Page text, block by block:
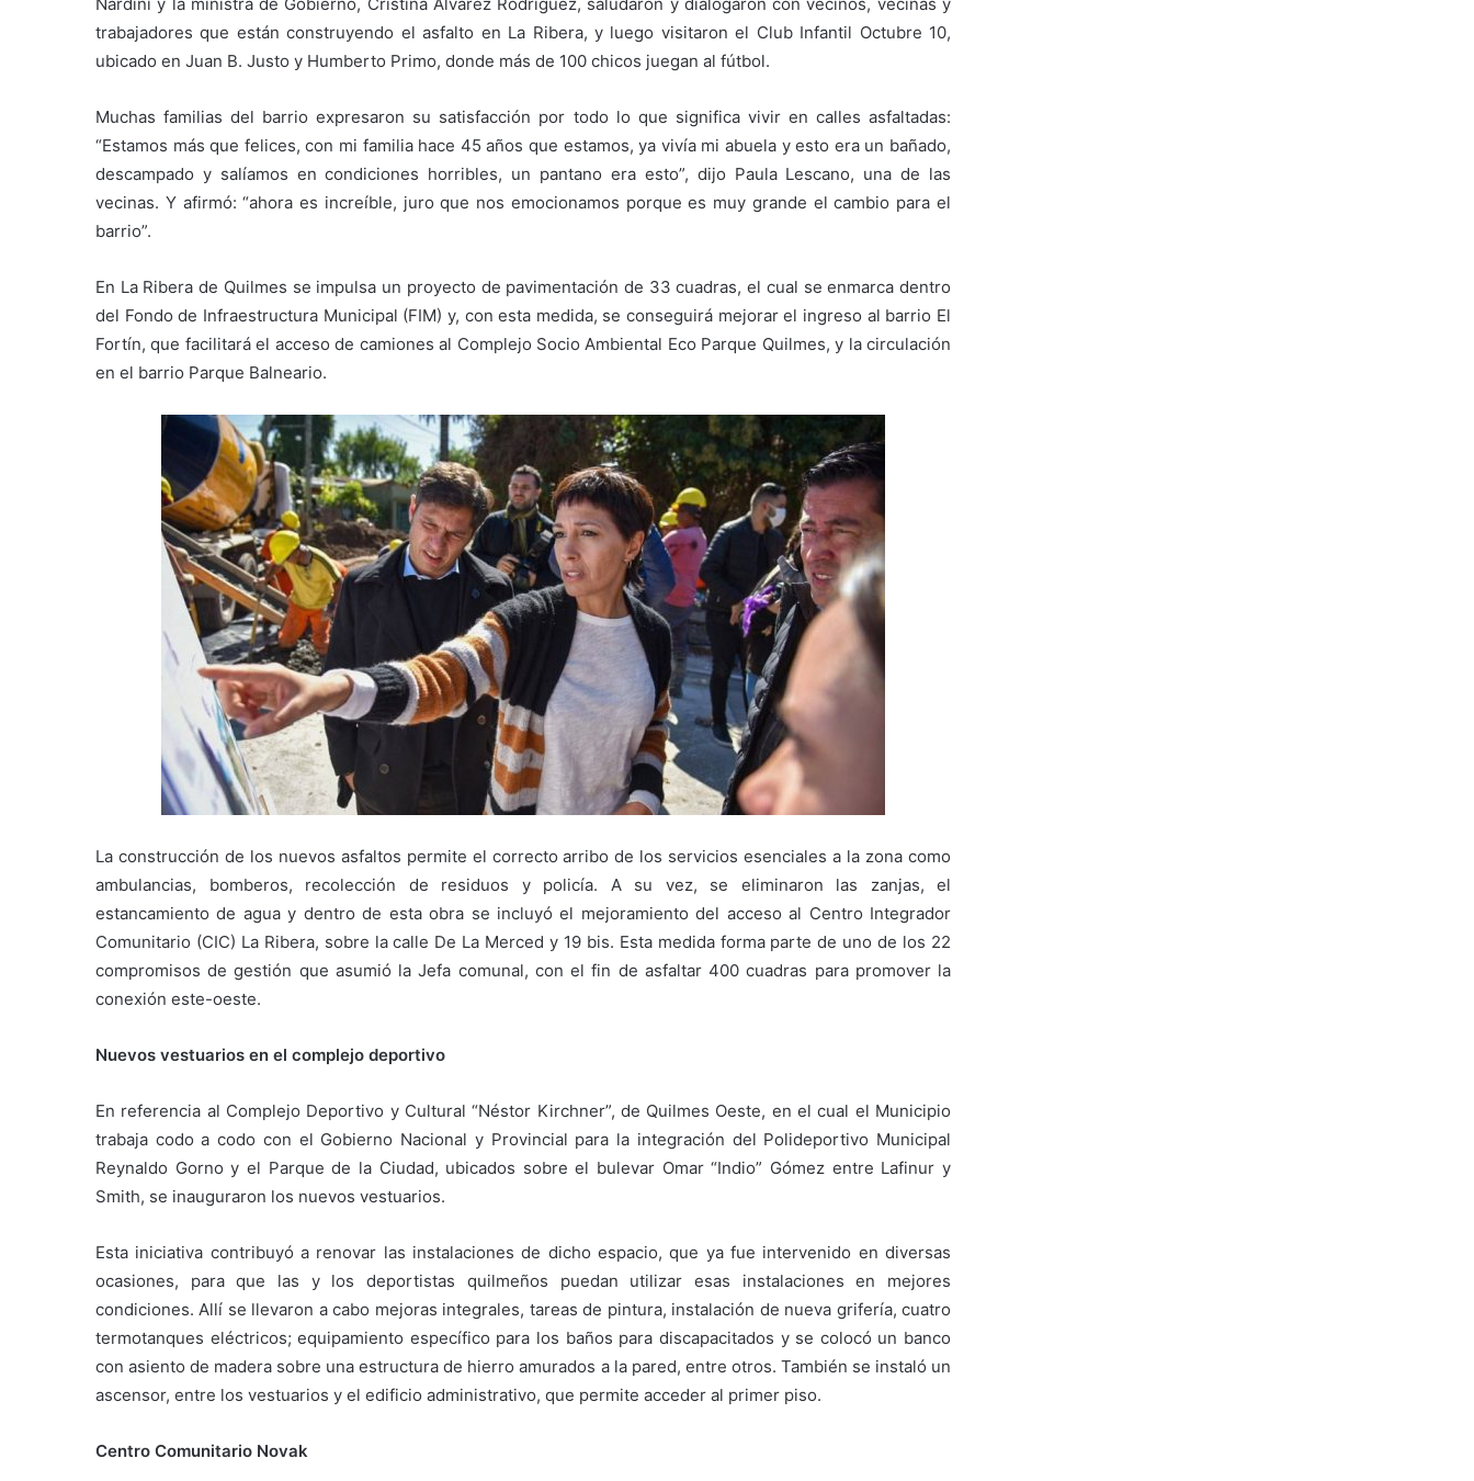
trabajadores que están construyendo el asfalto en La Ribera, y luego visitaron el Club Infantil Octubre 10,
ubicado en Juan B. Justo y Humberto Primo, donde más de 100 chicos juegan al fútbol.
Muchas familias del barrio expresaron su satisfacción por todo lo que significa vivir en calles asfaltadas:
“Estamos más que felices, con mi familia hace 45 años que estamos, ya vivía mi abuela y esto era un bañado,
descampado y salíamos en condiciones horribles, un pantano era esto”, dijo Paula Lescano, una de las
vecinas. Y afirmó: “ahora es increíble, juro que nos emocionamos porque es muy grande el cambio para el
barrio”.
En La Ribera de Quilmes se impulsa un proyecto de pavimentación de 33 cuadras, el cual se enmarca dentro
del Fondo de Infraestructura Municipal (FIM) y, con esta medida, se conseguirá mejorar el ingreso al barrio El
Fortín, que facilitará el acceso de camiones al Complejo Socio Ambiental Eco Parque Quilmes, y la circulación
en el barrio Parque Balneario.
La construcción de los nuevos asfaltos permite el correcto arribo de los servicios esenciales a la zona como
ambulancias, bomberos, recolección de residuos y policía. A su vez, se eliminaron las zanjas, el
estancamiento de agua y dentro de esta obra se incluyó el mejoramiento del acceso al Centro Integrador
Comunitario (CIC) La Ribera, sobre la calle De La Merced y 19 bis. Esta medida forma parte de uno de los 22
compromisos de gestión que asumió la Jefa comunal, con el fin de asfaltar 400 cuadras para promover la
conexión este-oeste.
Nuevos vestuarios en el complejo deportivo
En referencia al Complejo Deportivo y Cultural “Néstor Kirchner”, de Quilmes Oeste, en el cual el Municipio
trabaja codo a codo con el Gobierno Nacional y Provincial para la integración del Polideportivo Municipal
Reynaldo Gorno y el Parque de la Ciudad, ubicados sobre el bulevar Omar “Indio” Gómez entre Lafinur y
Smith, se inauguraron los nuevos vestuarios.
Esta iniciativa contribuyó a renovar las instalaciones de dicho espacio, que ya fue intervenido en diversas
ocasiones, para que las y los deportistas quilmeños puedan utilizar esas instalaciones en mejores
condiciones. Allí se llevaron a cabo mejoras integrales, tareas de pintura, instalación de nueva grifería, cuatro
termotanques eléctricos; equipamiento específico para los baños para discapacitados y se colocó un banco
con asiento de madera sobre una estructura de hierro amurados a la pared, entre otros. También se instaló un
ascensor, entre los vestuarios y el edificio administrativo, que permite acceder al primer piso.
Centro Comunitario Novak